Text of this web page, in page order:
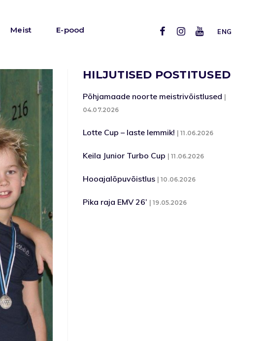
ENG
Meist E-pood
HILJUTISED POSTITUSED
Põhjamaade noorte meistrivõistlused
04.07.2026
Lotte Cup – laste lemmik! 11.06.2026
Keila Junior Turbo Cup 11.06.2026
Hooajalõpuvõistlus 10.06.2026
Pika raja EMV 26’ 19.05.2026